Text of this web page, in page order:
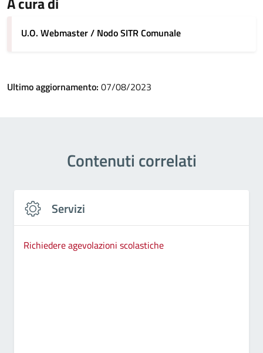
U.O. Webmaster / Nodo SITR Comunale
Ultimo aggiornamento: 07/08/2023
Contenuti correlati
Servizi
Richiedere agevolazioni scolastiche